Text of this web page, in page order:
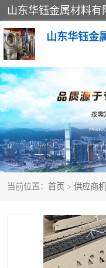
山东华钰金
当前位置： 首页 > 供应商机
不锈钢管
管件标准件
不锈钢人孔
不锈钢角钢
不锈钢板
不锈钢封头